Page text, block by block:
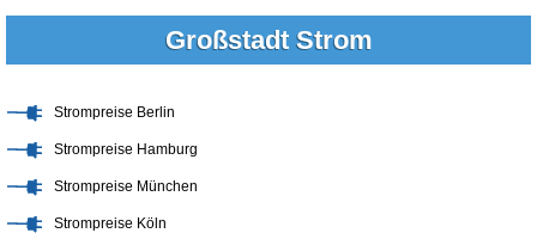
Großstadt Strom
Strompreise Berlin
Strompreise Hamburg
Strompreise München
Strompreise Köln